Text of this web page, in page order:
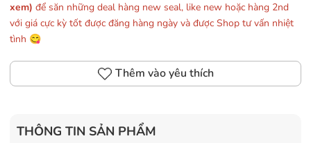
xem) để săn những deal hàng new seal, like new hoặc hàng 2nd
với giá cực kỳ tốt được đăng hàng ngày và được Shop tư vấn nhiệt
tình 😋
Thêm vào yêu thích
THÔNG TIN SẢN PHẨM